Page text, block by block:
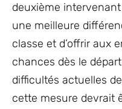
deuxième
une meilleure
classe et d’offrir aux
chances dès le
difficultés actuelles
cette mesure devrait